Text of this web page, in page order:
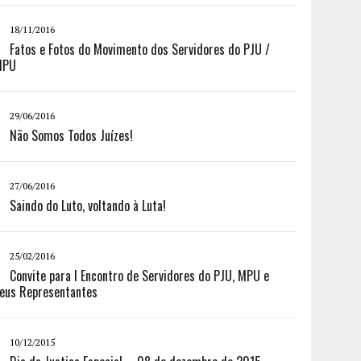
18/11/2016
Fatos e Fotos do Movimento dos Servidores do PJU /
29/06/2016
Não Somos Todos Juízes!
27/06/2016
Saindo do Luto, voltando à Luta!
25/02/2016
Convite para I Encontro de Servidores do PJU, MPU e
Representantes
10/12/2015